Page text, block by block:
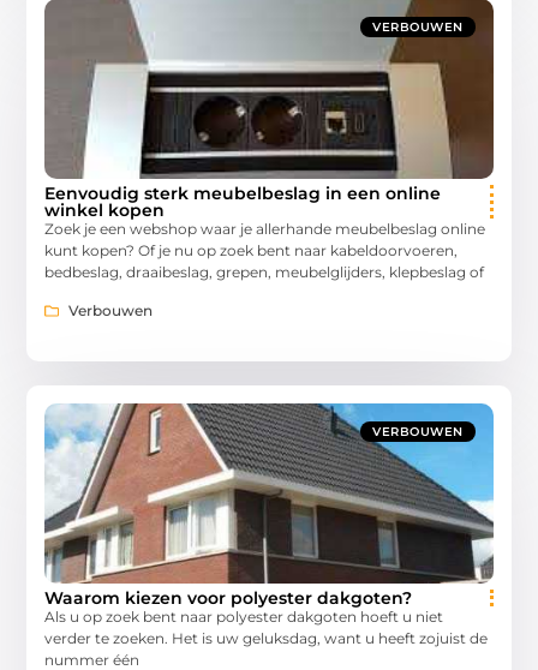
VERBOUWEN
Eenvoudig sterk meubelbeslag in een online
winkel kopen
Zoek je een webshop waar je allerhande meubelbeslag online
kunt kopen? Of je nu op zoek bent naar kabeldoorvoeren,
bedbeslag, draaibeslag, grepen, meubelglijders, klepbeslag of
Verbouwen
VERBOUWEN
Waarom kiezen voor polyester dakgoten?
Als u op zoek bent naar polyester dakgoten hoeft u niet
verder te zoeken. Het is uw geluksdag, want u heeft zojuist de
nummer één